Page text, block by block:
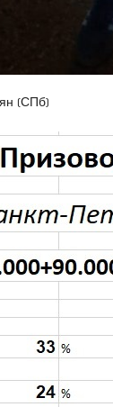
(СПб)